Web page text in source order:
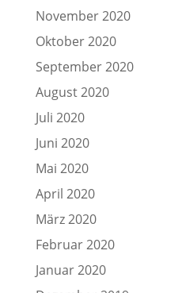
November 2020
Oktober 2020
September 2020
August 2020
Juli 2020
Juni 2020
Mai 2020
April 2020
März 2020
Februar 2020
Januar 2020